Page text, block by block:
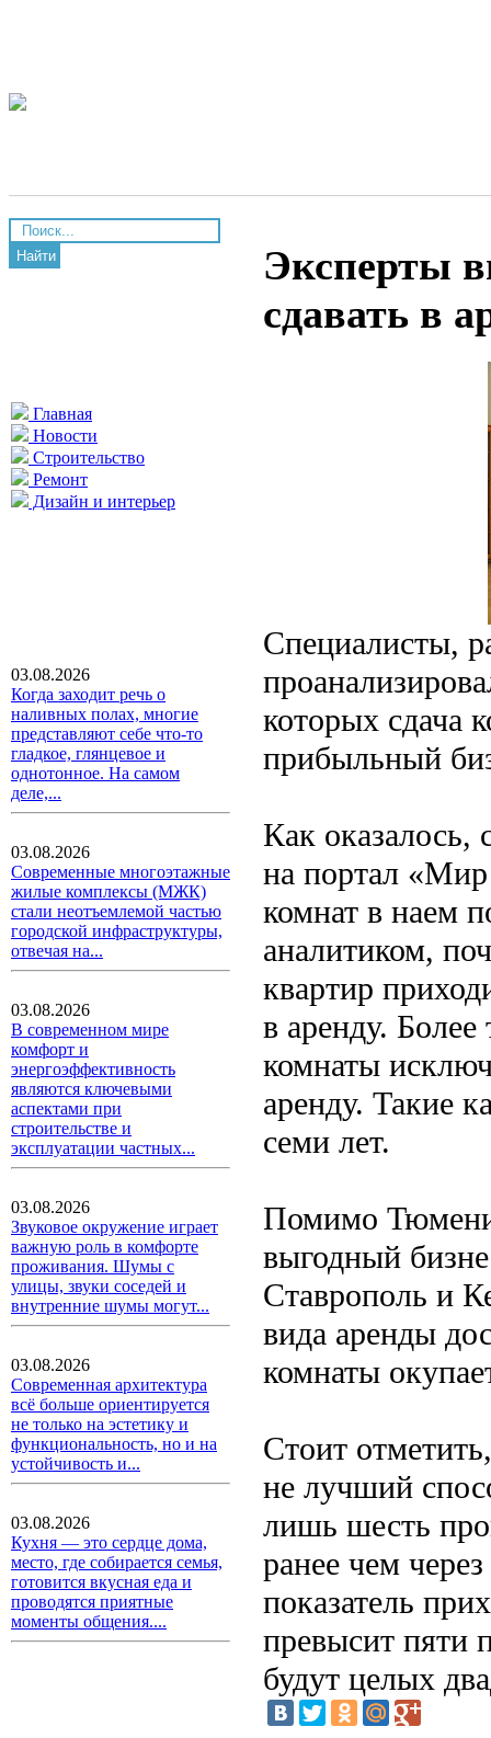
Найти
Главная
Новости
Строительство
Ремонт
Дизайн и интерьер
03.08.2026
Когда заходит речь о
наливных полах, многие
представляют себе что-то
гладкое, глянцевое и
однотонное. На самом
деле,...
03.08.2026
Современные многоэтажные
жилые комплексы (МЖК)
стали неотъемлемой частью
городской инфраструктуры,
отвечая на...
03.08.2026
В современном мире
комфорт и
энергоэффективность
являются ключевыми
аспектами при
строительстве и
эксплуатации частных...
03.08.2026
Звуковое окружение играет
важную роль в комфорте
проживания. Шумы с
улицы, звуки соседей и
внутренние шумы могут...
03.08.2026
Современная архитектура
всё больше ориентируется
не только на эстетику и
функциональность, но и на
устойчивость и...
03.08.2026
Кухня — это сердце дома,
место, где собирается семья,
готовится вкусная еда и
проводятся приятные
моменты общения....
Эксперты
сдавать в
Специалисты,
которых сдача
прибыльный
Как
на портал
комнат в наем
аналитиком,
квартир
в аренду. Более
комнаты
аренду. Такие
семи лет.
Помимо
выгодный
Ставрополь и
вида аренды
комнаты
Стоит
не лучший
лишь шесть
ранее чем
показатель
превысит пяти
будут целых